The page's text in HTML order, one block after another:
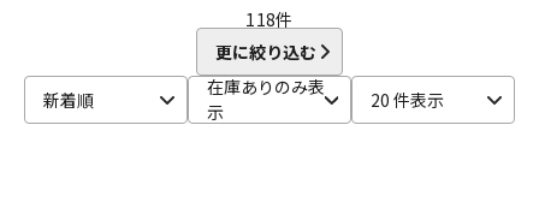
DTM オンライン納品
BEHRINGER
Brauner
Bricasti Design
CANARE
CaTeFo Chandler Coil Audio
Conisis
Cranborne Audio
CROXS CURRENT CUSTOM TRY
118件
更に絞り込む
新着順
在庫ありのみ表
示
20 件表示